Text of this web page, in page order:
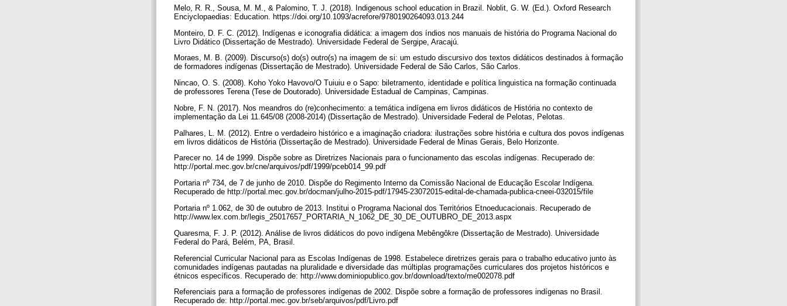
Melo, R. R., Sousa, M. M., & Palomino, T. J. (2018). Indigenous school education in Brazil. Noblit, G. W. (Ed.). Oxford Research
Enciyclopaedias: Education. https://doi.org/10.1093/acrefore/9780190264093.013.244
Monteiro, D. F. C. (2012). Indígenas e iconografia didática: a imagem dos índios nos manuais de história do Programa Nacional do
Livro Didático (Dissertação de Mestrado). Universidade Federal de Sergipe, Aracajú.
Moraes, M. B. (2009). Discurso(s) do(s) outro(s) na imagem de si: um estudo discursivo dos textos didáticos destinados à formação
de formadores indígenas (Dissertação de Mestrado). Universidade Federal de São Carlos, São Carlos.
Nincao, O. S. (2008). Koho Yoko Havovo/O Tuiuiu e o Sapo: biletramento, identidade e política linguistica na formação continuada
de professores Terena (Tese de Doutorado). Universidade Estadual de Campinas, Campinas.
Nobre, F. N. (2017). Nos meandros do (re)conhecimento: a temática indígena em livros didáticos de História no contexto de
implementação da Lei 11.645/08 (2008-2014) (Dissertação de Mestrado). Universidade Federal de Pelotas, Pelotas.
Palhares, L. M. (2012). Entre o verdadeiro histórico e a imaginação criadora: ilustrações sobre história e cultura dos povos indígenas
em livros didáticos de História (Dissertação de Mestrado). Universidade Federal de Minas Gerais, Belo Horizonte.
Parecer no. 14 de 1999. Dispõe sobre as Diretrizes Nacionais para o funcionamento das escolas indígenas. Recuperado de:
http://portal.mec.gov.br/cne/arquivos/pdf/1999/pceb014_99.pdf
Portaria nº 734, de 7 de junho de 2010. Dispõe do Regimento Interno da Comissão Nacional de Educação Escolar Indígena.
Recuperado de http://portal.mec.gov.br/docman/julho-2015-pdf/17945-23072015-edital-de-chamada-publica-cneei-032015/file
Portaria nº 1.062, de 30 de outubro de 2013. Institui o Programa Nacional dos Territórios Etnoeducacionais. Recuperado de
http://www.lex.com.br/legis_25017657_PORTARIA_N_1062_DE_30_DE_OUTUBRO_DE_2013.aspx
Quaresma, F. J. P. (2012). Análise de livros didáticos do povo indígena Mebêngôkre (Dissertação de Mestrado). Universidade
Federal do Pará, Belém, PA, Brasil.
Referencial Curricular Nacional para as Escolas Indígenas de 1998. Estabelece diretrizes gerais para o trabalho educativo junto às
comunidades indígenas pautadas na pluralidade e diversidade das múltiplas programações curriculares dos projetos históricos e
étnicos específicos. Recuperado de: http://www.dominiopublico.gov.br/download/texto/me002078.pdf
Referenciais para a formação de professores indígenas de 2002. Dispõe sobre a formação de professores indígenas no Brasil.
Recuperado de: http://portal.mec.gov.br/seb/arquivos/pdf/Livro.pdf